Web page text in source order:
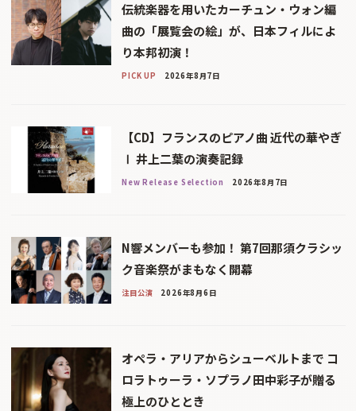
伝統楽器を用いたカーチュン・ウォン編
曲の「展覧会の絵」が、日本フィルによ
り本邦初演！
PICK UP 2026年8月7日
【CD】フランスのピアノ曲 近代の華やぎ
Ⅰ 井上二葉の演奏記録
New Release Selection 2026年8月7日
N響メンバーも参加！ 第7回那須クラシッ
ク音楽祭がまもなく開幕
注目公演 2026年8月6日
オペラ・アリアからシューベルトまで コ
ロラトゥーラ・ソプラノ田中彩子が贈る
極上のひととき